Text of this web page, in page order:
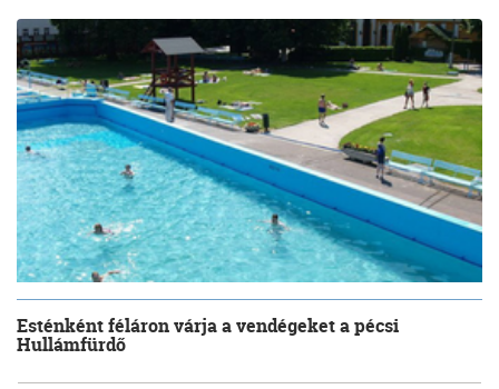
Esténként féláron várja a vendégeket a pécsi
Hullámfürdő